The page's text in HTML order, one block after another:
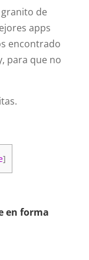
de
apps
encontrado
para que no
]
en forma